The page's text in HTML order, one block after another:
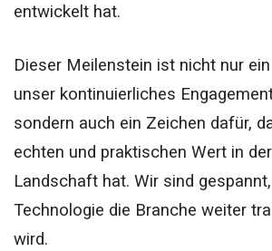
entwickelt hat.
Dieser Meilenstein ist nicht nur
unser kontinuierliches
sondern auch ein Zeichen dafür,
echten und praktischen Wert in
Landschaft hat. Wir sind
Technologie die Branche weiter
wird.